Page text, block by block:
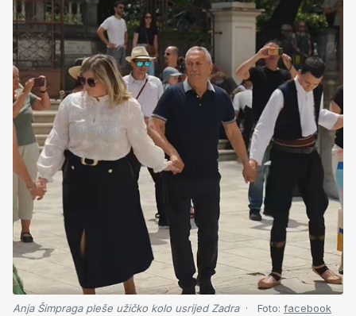
Anja Šimpraga pleše užičko kolo usrijed Zadra Foto: facebook